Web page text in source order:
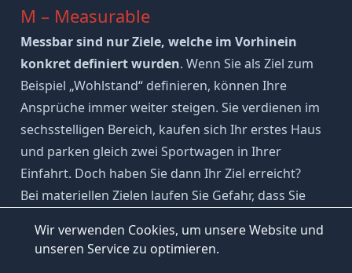
Wir verwenden Cookies, um unsere Website und
unseren Service zu optimieren.
M – Measurable
Messbar sind nur Ziele, welche im Vorhinein
konkret definiert wurden. Wenn Sie als Ziel zum
Beispiel „Wohlstand“ definieren, können Ihre
Ansprüche immer weiter steigen. Sie verdienen im
sechsstelligen Bereich, kaufen sich Ihr erstes Haus
und parken gleich zwei Sportwagen in Ihrer
Einfahrt. Doch haben Sie dann Ihr Ziel erreicht?
Bei materiellen Zielen laufen Sie Gefahr, dass Sie
werden.
Lautet Ihr Ziel hingegen:
INHALTSVERZEICHNIS
#Wichtige Aspekte von beruflichen
Zielen